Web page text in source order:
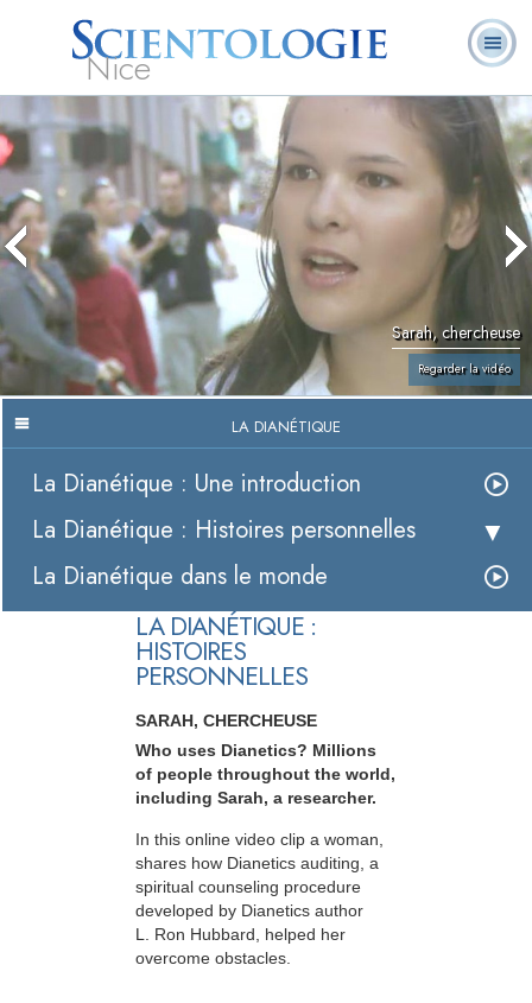
Nice
L. Ron Hubbard
Qu’est-ce que la
Scientologie ?
Ministres
volontaires
questions
Livres
Sarah, chercheuse
Regarder la vidéo
LA DIANÉTIQUE
La Dianétique : Une introduction
La Dianétique : Histoires personnelles
La Dianétique dans le monde
LA DIANÉTIQUE :
HISTOIRES
PERSONNELLES
SARAH, CHERCHEUSE
Who uses Dianetics? Millions
of people throughout the world,
including Sarah, a researcher.
In this online video clip a woman,
shares how Dianetics auditing, a
spiritual counseling procedure
developed by Dianetics author
L. Ron Hubbard, helped her
overcome obstacles.